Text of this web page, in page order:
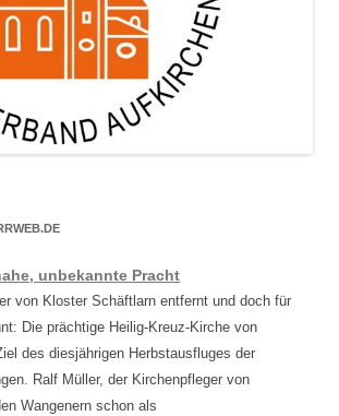
unbekannte Pracht
von Kloster Schäftlarn entfernt und doch für
Die prächtige Heilig-Kreuz-Kirche von
des diesjährigen Herbstausfluges der
Ralf Müller, der Kirchenpfleger von
Wangenern schon als